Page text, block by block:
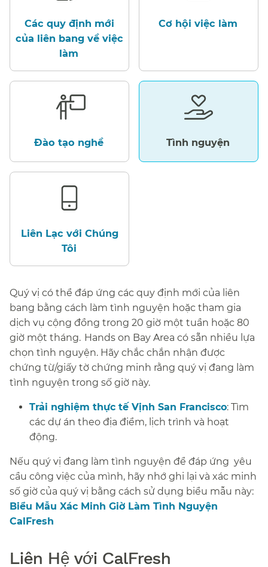
Các quy định mới
của liên bang về việc
làm​​
Cơ hội việc làm​​
Đào tạo nghề​​ Tình nguyện​​
Liên Lạc với Chúng
Tôi​​
Quý vị có thể đáp ứng các quy định mới của liên
bang bằng cách làm tình nguyện hoặc tham gia
dịch vụ cộng đồng trong 20 giờ một tuần hoặc 80
giờ một tháng.​​ Hands on Bay Area có sẵn nhiều lựa
chọn tình nguyện. Hãy chắc chắn nhận được
chứng từ/giấy tờ chứng minh rằng quý vị đang làm
tình nguyện trong số giờ này.​​
Trải nghiệm thực tế Vịnh San Francisco: Tìm
các dự án theo địa điểm, lịch trình và hoạt
động.
Nếu quý vị đang làm tình nguyện để đáp ứng yêu
cầu công việc của mình, hãy nhớ ghi lại và xác minh
số giờ của quý vị bằng cách sử dụng biểu mẫu này:​​
Biểu Mẫu Xác Minh Giờ Làm Tình Nguyện
CalFresh​​
Liên Hệ với CalFresh​​